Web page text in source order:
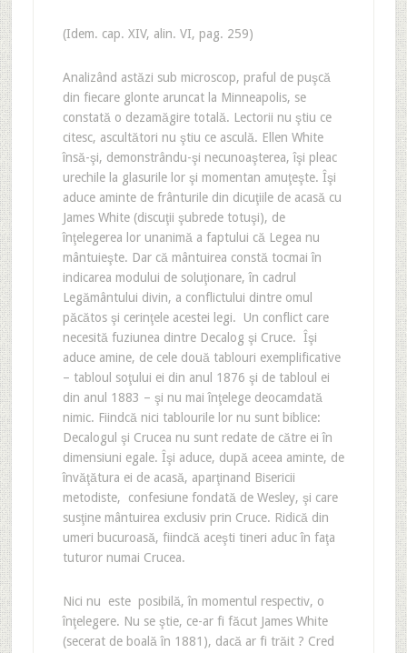
(Idem. cap. XIV, alin. VI, pag. 259)
Analizând astăzi sub microscop, praful de puşcă
din fiecare glonte aruncat la Minneapolis, se
constată o dezamăgire totală. Lectorii nu ştiu ce
citesc, ascultători nu ştiu ce asculă. Ellen White
însă-şi, demonstrându-şi necunoaşterea, îşi pleac
urechile la glasurile lor şi momentan amuţeşte. Îşi
aduce aminte de frânturile din dicuţiile de acasă cu
James White (discuţii şubrede totuşi), de
înţelegerea lor unanimă a faptului că Legea nu
mântuieşte. Dar că mântuirea constă tocmai în
indicarea modului de soluţionare, în cadrul
Legământului divin, a conflictului dintre omul
păcătos şi cerinţele acestei legi. Un conflict care
necesită fuziunea dintre Decalog şi Cruce. Îşi
aduce amine, de cele două tablouri exemplificative
– tabloul soţului ei din anul 1876 şi de tabloul ei
din anul 1883 – şi nu mai înţelege deocamdată
nimic. Fiindcă nici tablourile lor nu sunt biblice:
Decalogul şi Crucea nu sunt redate de către ei în
dimensiuni egale. Îşi aduce, după aceea aminte, de
învăţătura ei de acasă, aparţinand Bisericii
metodiste, confesiune fondată de Wesley, şi care
susţine mântuirea exclusiv prin Cruce. Ridică din
umeri bucuroasă, fiindcă aceşti tineri aduc în faţa
tuturor numai Crucea.
Nici nu este posibilă, în momentul respectiv, o
înţelegere. Nu se ştie, ce-ar fi făcut James White
(secerat de boală în 1881), dacă ar fi trăit ? Cred